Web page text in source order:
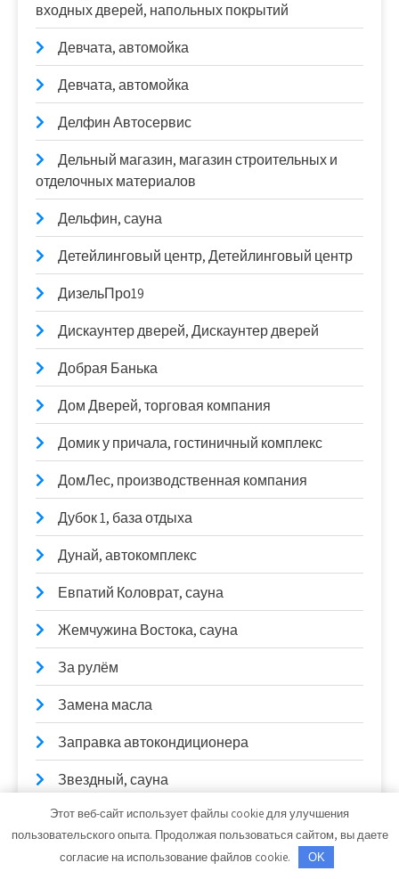
входных дверей, напольных покрытий
Девчата, автомойка
Девчата, автомойка
Делфин Автосервис
Дельный магазин, магазин строительных и
отделочных материалов
Дельфин, сауна
Детейлинговый центр, Детейлинговый центр
ДизельПро19
Дискаунтер дверей, Дискаунтер дверей
Добрая Банька
Дом Дверей, торговая компания
Домик у причала, гостиничный комплекс
ДомЛес, производственная компания
Дубок 1, база отдыха
Дунай, автокомплекс
Евпатий Коловрат, сауна
Жемчужина Востока, сауна
За рулём
Замена масла
Заправка автокондиционера
Звездный, сауна
Здоровье, баня
Здравствуйте, оздоровительно-
Этот веб-сайт использует файлы cookie для улучшения
пользовательского опыта. Продолжая пользоваться сайтом, вы даете
согласие на использование файлов cookie.
OK